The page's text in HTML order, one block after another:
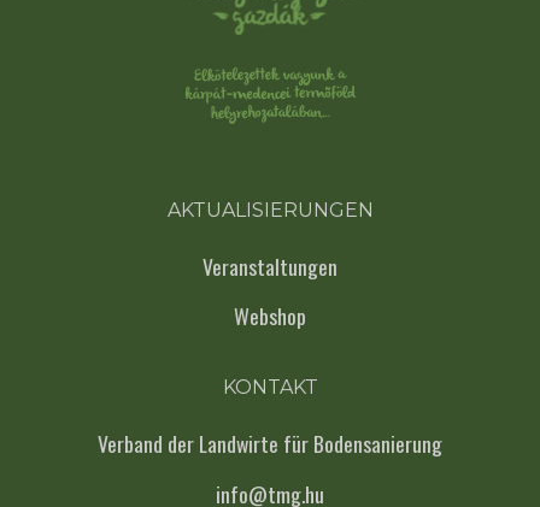
AKTUALISIERUNGEN
Veranstaltungen
Webshop
KONTAKT
Verband der Landwirte für Bodensanierung
info@tmg.hu